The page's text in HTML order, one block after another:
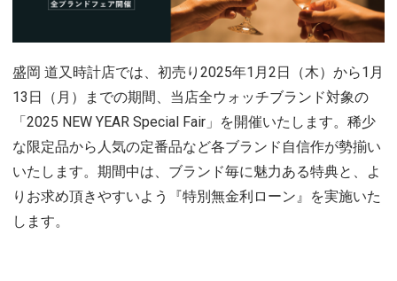
盛岡 道又時計店では、初売り2025年1月2日（木）から1月
13日（月）までの期間、当店全ウォッチブランド対象の
「2025 NEW YEAR Special Fair」を開催いたします。稀少
な限定品から人気の定番品など各ブランド自信作が勢揃い
いたします。期間中は、ブランド毎に魅力ある特典と、よ
りお求め頂きやすいよう『特別無金利ローン』を実施いた
します。